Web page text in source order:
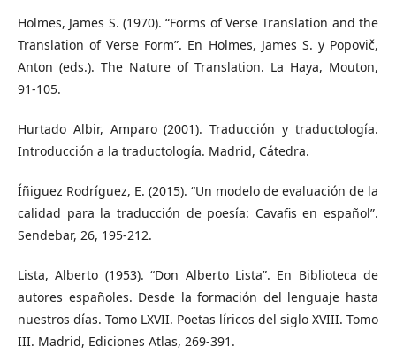
Holmes, James S. (1970). “Forms of Verse Translation and the
Translation of Verse Form”. En Holmes, James S. y Popovič,
Anton (eds.). The Nature of Translation. La Haya, Mouton,
91-105.
Hurtado Albir, Amparo (2001). Traducción y traductología.
Introducción a la traductología. Madrid, Cátedra.
Íñiguez Rodríguez, E. (2015). “Un modelo de evaluación de la
calidad para la traducción de poesía: Cavafis en español”.
Sendebar, 26, 195-212.
Lista, Alberto (1953). “Don Alberto Lista”. En Biblioteca de
autores españoles. Desde la formación del lenguaje hasta
nuestros días. Tomo LXVII. Poetas líricos del siglo XVIII. Tomo
III. Madrid, Ediciones Atlas, 269-391.